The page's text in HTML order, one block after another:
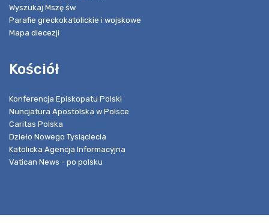
Wyszukaj Mszę św.
Parafie greckokatolickie i wojskowe
Mapa diecezji
Kościół
Konferencja Episkopatu Polski
Nuncjatura Apostolska w Polsce
Caritas Polska
Dzieło Nowego Tysiąclecia
Katolicka Agencja Informacyjna
Vatican News - po polsku